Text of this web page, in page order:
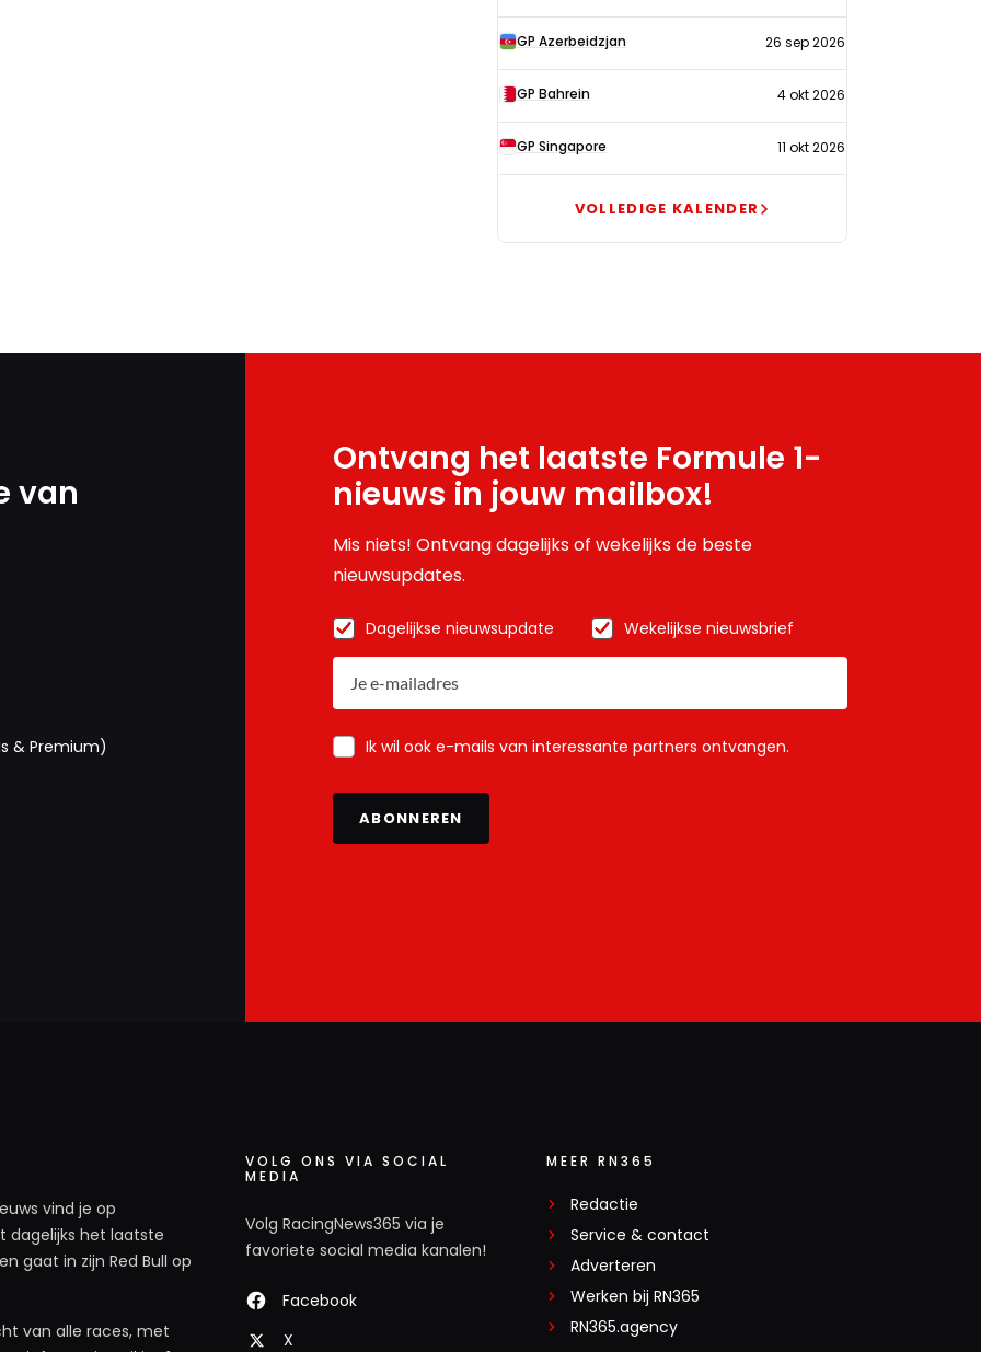
GP Azerbeidzjan 26 sep 2026
GP Bahrein 4 okt 2026
GP Singapore 11 okt 2026
VOLLEDIGE KALENDER
van
& Premium)
Ontvang het laatste Formule 1-
nieuws in jouw mailbox!
Mis niets! Ontvang dagelijks of wekelijks de beste
nieuwsupdates.
Dagelijkse nieuwsupdate Wekelijkse nieuwsbrief
Ik wil ook e-mails van interessante partners ontvangen.
ABONNEREN
vind je op
dagelijks het laatste
gaat in zijn Red Bull op
van alle races, met
VOLG ONS VIA SOCIAL
MEDIA
Volg RacingNews365 via je
favoriete social media kanalen!
Facebook
X
MEER RN365
Redactie
Service & contact
Adverteren
Werken bij RN365
RN365.agency